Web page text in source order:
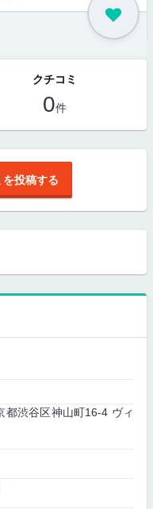
クチコミ
0件
を投稿する
渋谷区神山町16-4 ヴィ